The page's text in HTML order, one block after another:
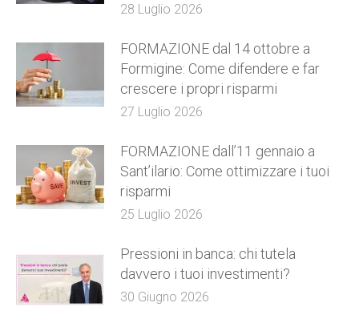
28 Luglio 2026
FORMAZIONE dal 14 ottobre a
Formigine: Come difendere e far
crescere i propri risparmi
27 Luglio 2026
FORMAZIONE dall’11 gennaio a
Sant’ilario: Come ottimizzare i tuoi
risparmi
25 Luglio 2026
Pressioni in banca: chi tutela
davvero i tuoi investimenti?
30 Giugno 2026